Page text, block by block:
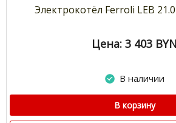
Электрокотёл Ferroli LEB 21.0
Цена: 3 403 BYN
В наличии
В корзину